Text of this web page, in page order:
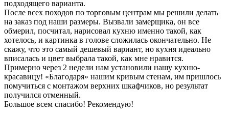
подходящего варианта.
После всех походов по торговым центрам мы решили делать
на заказ под наши размеры. Вызвали замерщика, он все
обмерил, посчитал, нарисовал кухню именно такой, как
хотелось, и картинка в голове сложилась окончательно. Не
скажу, что это самый дешевый вариант, но кухня идеально
вписалась и цвет выбрала такой, как мне нравится.
Примерно через 2 недели нам установили нашу кухню-
красавицу! «Благодаря» нашим кривым стенам, им пришлось
помучиться с монтажом верхних шкафчиков, но результат
получился отменный.
Большое всем спасибо! Рекомендую!